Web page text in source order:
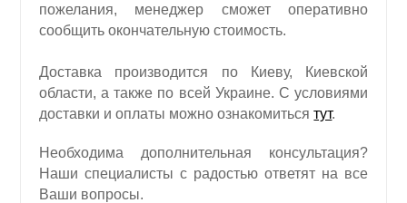
пожелания, менеджер сможет оперативно
сообщить окончательную стоимость.
Доставка производится по Киеву, Киевской
области, а также по всей Украине. С условиями
доставки и оплаты можно ознакомитьсятут.
Необходима дополнительная консультация?
Наши специалисты с радостью ответят на все
Ваши вопросы.